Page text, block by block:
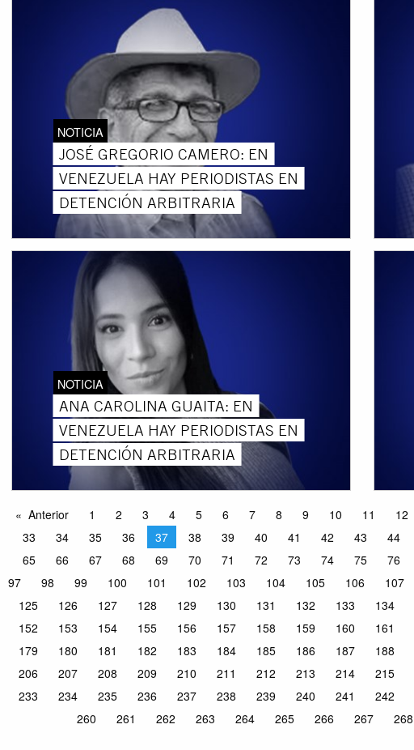
NOTICIA
JOSÉ GREGORIO CAMERO: EN
VENEZUELA HAY PERIODISTAS EN
DETENCIÓN ARBITRARIA
NOTICIA
ANA CAROLINA GUAITA: EN
VENEZUELA HAY PERIODISTAS EN
DETENCIÓN ARBITRARIA
Anterior 1 2 3 4 5 6 7 8 9 10 11 12
33
34 35 36 37 38 39 40 41 42 43 44
65
66 67 68 69 70 71 72 73 74 75 76
97
98 99 100 101 102 103 104 105 106 107
125
126 127 128 129 130 131 132 133 134
152
153 154 155 156 157 158 159 160 161
179
180 181 182 183 184 185 186 187 188
206
207 208 209 210 211 212 213 214 215
233
234 235 236 237 238 239 240 241 242
260
261 262 263 264 265 266 267 268